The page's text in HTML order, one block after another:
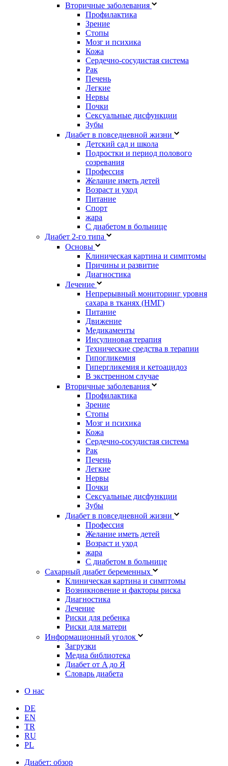
Вторичные заболевания
Профилактика
Зрение
Стопы
Мозг и психика
Кожа
Сердечно-сосудистая система
Рак
Печень
Легкие
Нервы
Почки
Сексуальные дисфункции
Зубы
Диабет в повседневной жизни
Детский сад и школа
Подростки и период полового
созревания
Профессия
Желание иметь детей
Возраст и уход
Питание
Спорт
жара
С диабетом в больнице
Диабет 2-го типа
Основы
Клиническая картина и симптомы
Причины и развитие
Диагностика
Лечение
Непрерывный мониторинг уровня
сахара в тканях (НМГ)
Питание
Движение
Медикаменты
Инсулиновая терапия
Технические средства в терапии
Гипогликемия
Гипергликемия и кетоацидоз
В экстренном случае
Вторичные заболевания
Профилактика
Зрение
Стопы
Мозг и психика
Кожа
Сердечно-сосудистая система
Рак
Печень
Легкие
Нервы
Почки
Сексуальные дисфункции
Зубы
Диабет в повседневной жизни
Профессия
Желание иметь детей
Возраст и уход
жара
С диабетом в больнице
Сахарный диабет беременных
Клиническая картина и симптомы
Возникновение и факторы риска
Диагностика
Лечение
Риски для ребенка
Риски для матери
Информационный уголок
Загрузки
Медиа библиотека
Диабет от A до Я
Словарь диабета
О нас
DE
EN
TR
RU
PL
Диабет: обзор